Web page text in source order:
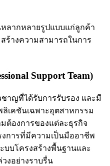
หลากหลายรูปแบบแก่ลูกค้า
ร้างความสามารถในการ
Support Team)
ชาญที่ได้รับการรับรอง และมี
เคชันเฉพาะอุตสาหกรรม
ต้องการของแต่ละธุรกิจ
การที่มีความเป็นมืออาชีพ
บบโครงสร้างพื้นฐานและ
งอย่างราบรื่น